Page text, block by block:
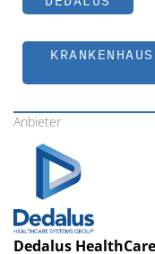
Anbieter
Dedalus